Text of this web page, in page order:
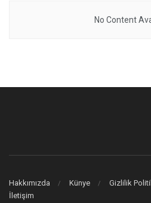
No Content
Hakkımızda Künye Gizlilik
İletişim